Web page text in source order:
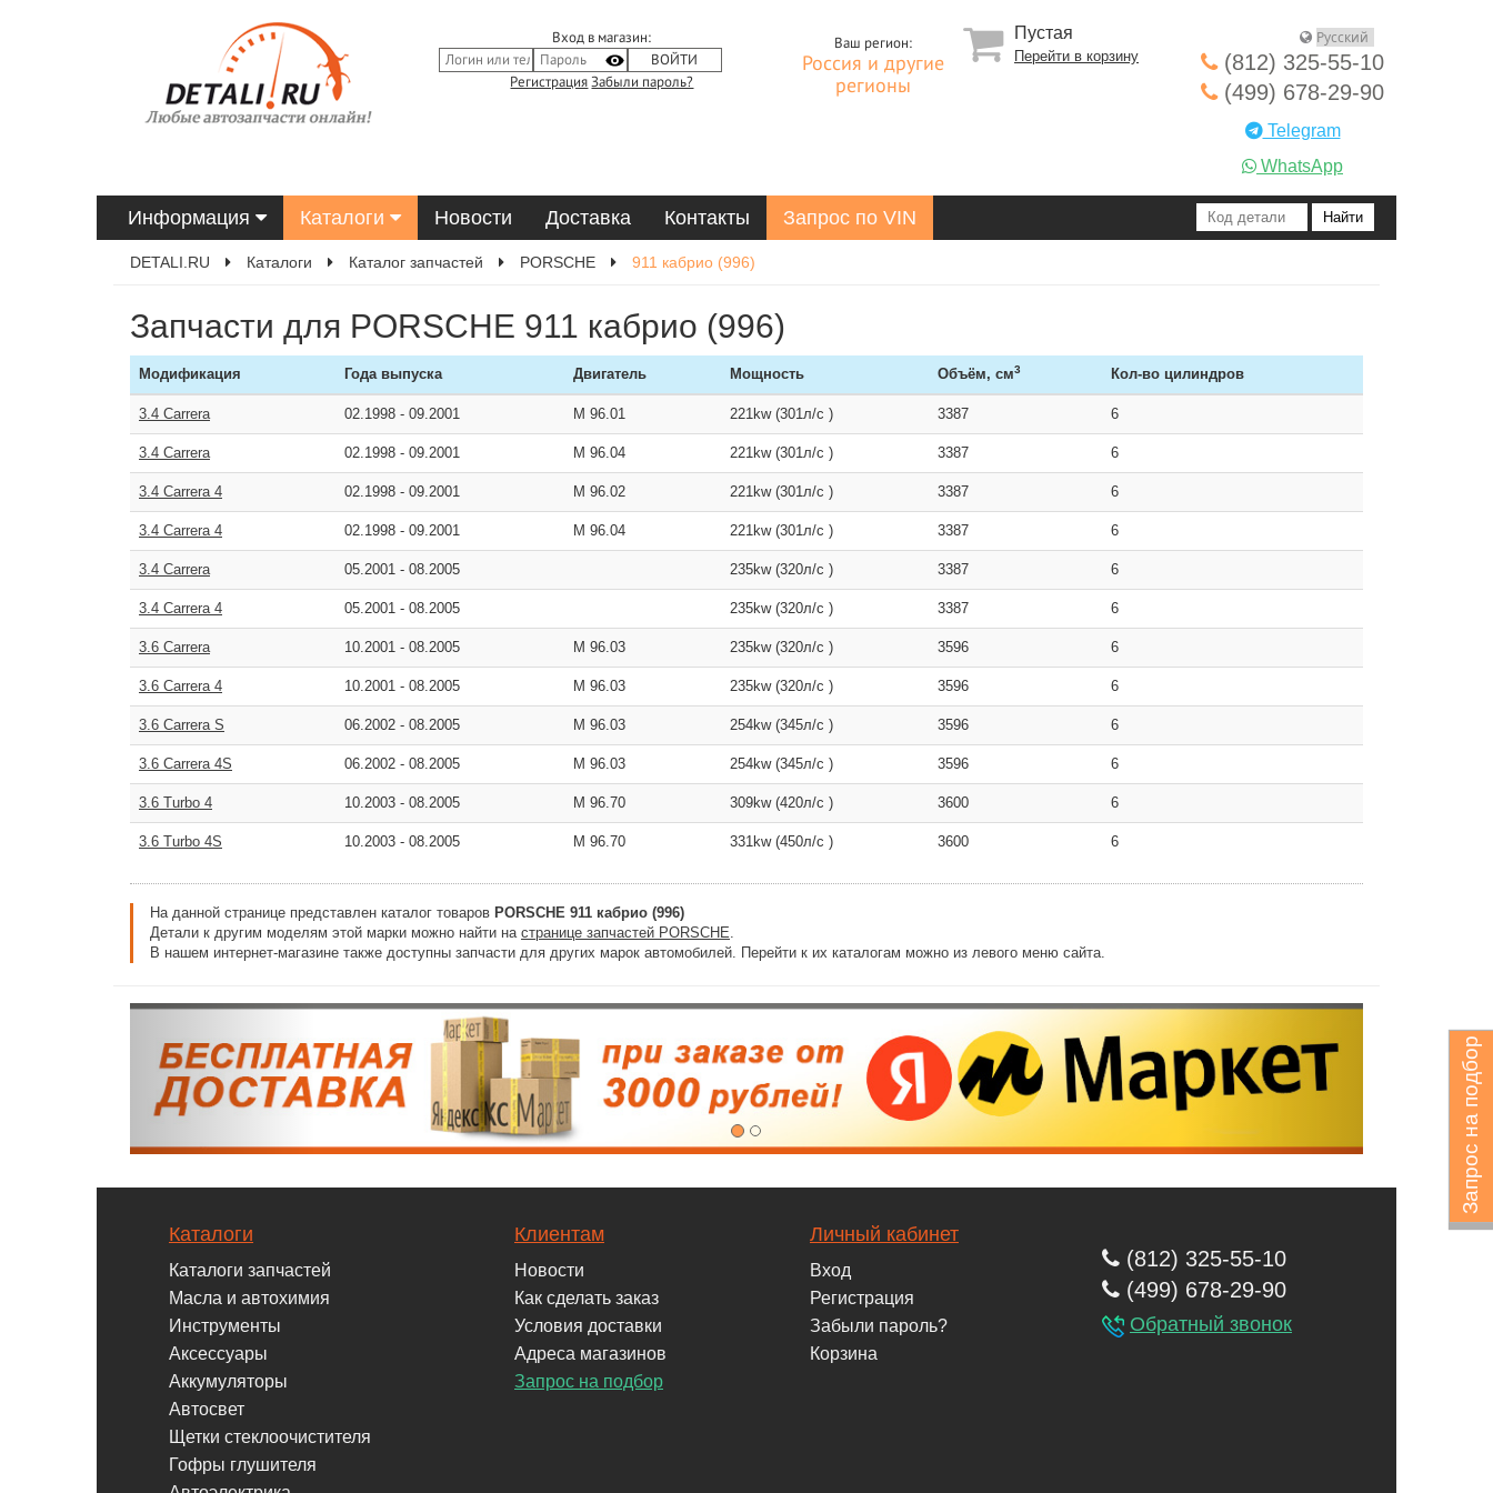
Запрос на подбор
Вход в магазин:
Регистрация Забыли пароль?
Ваш регион:
Россия и другие
регионы
Пустая
Перейти в корзину
(812) 325-55-10
(499) 678-29-90
Telegram
WhatsApp
Информация Каталоги Новости Доставка Контакты Запрос по VIN
DETALI.RU Каталоги Каталог запчастей PORSCHE 911 кабрио (996)
Запчасти для PORSCHE 911 кабрио (996)
Модификация Года выпуска Двигатель Мощность Объём, см3 Кол-во цилиндров
3.4 Carrera 02.1998 - 09.2001 M 96.01 221kw (301л/с ) 3387 6
3.4 Carrera 02.1998 - 09.2001 M 96.04 221kw (301л/с ) 3387 6
3.4 Carrera 4 02.1998 - 09.2001 M 96.02 221kw (301л/с ) 3387 6
3.4 Carrera 4 02.1998 - 09.2001 M 96.04 221kw (301л/с ) 3387 6
3.4 Carrera 05.2001 - 08.2005 235kw (320л/с ) 3387 6
3.4 Carrera 4 05.2001 - 08.2005 235kw (320л/с ) 3387 6
3.6 Carrera 10.2001 - 08.2005 M 96.03 235kw (320л/с ) 3596 6
3.6 Carrera 4 10.2001 - 08.2005 M 96.03 235kw (320л/с ) 3596 6
3.6 Carrera S 06.2002 - 08.2005 M 96.03 254kw (345л/с ) 3596 6
3.6 Carrera 4S 06.2002 - 08.2005 M 96.03 254kw (345л/с ) 3596 6
3.6 Turbo 4 10.2003 - 08.2005 M 96.70 309kw (420л/с ) 3600 6
3.6 Turbo 4S 10.2003 - 08.2005 M 96.70 331kw (450л/с ) 3600 6
На данной странице представлен каталог товаров PORSCHE 911 кабрио (996)
Детали к другим моделям этой марки можно найти на странице запчастей PORSCHE.
В нашем интернет-магазине также доступны запчасти для других марок автомобилей. Перейти к их каталогам можно из левого меню сайта.
Каталоги
Каталоги запчастей
Масла и автохимия
Инструменты
Аксессуары
Аккумуляторы
Автосвет
Щетки стеклоочистителя
Гофры глушителя
Клиентам
Новости
Как сделать заказ
Условия доставки
Адреса магазинов
Запрос на подбор
Личный кабинет
Вход
Регистрация
Забыли пароль?
Корзина
(812) 325-55-10
(499) 678-29-90
Обратный звонок